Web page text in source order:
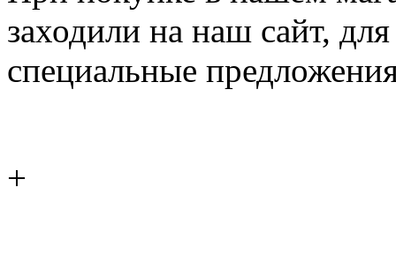
заходили на наш сайт,
специальные
+